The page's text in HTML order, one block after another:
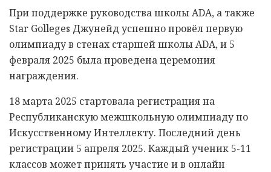
При поддержке руководства школы ADA, а также
Star Golleges Джунейд успешно провёл первую
олимпиаду в стенах старшей школы ADA, и 5
февраля 2025 была проведена церемония
награждения.
18 марта 2025 стартовала регистрация на
Республиканскую межшкольную олимпиаду по
Искусственному Интеллекту. Последний день
регистрации 5 апреля 2025. Каждый ученик 5-11
классов может принять участие и в онлайн